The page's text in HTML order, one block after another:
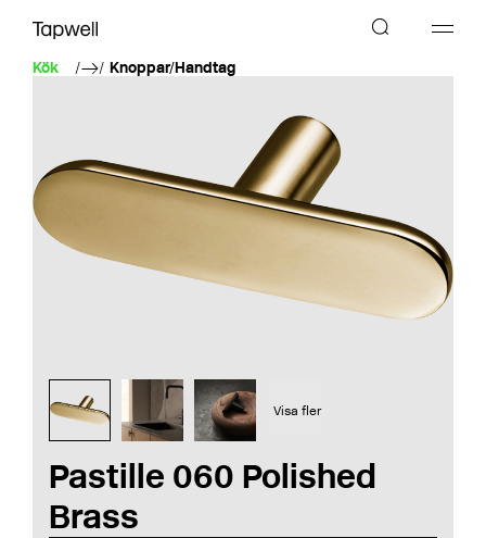
Kök Knoppar/Handtag
Pastille 060 Polished
Brass
Visa fler